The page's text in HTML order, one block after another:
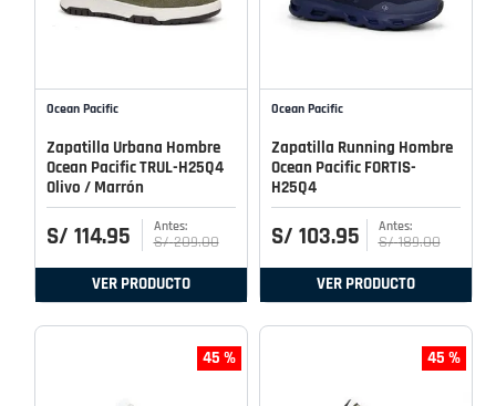
Ocean Pacific
Zapatilla Urbana Hombre
Ocean Pacific TRUL-H25Q4
Olivo / Marrón
S/ 114.95 S/ 209.00
VER PRODUCTO
Ocean Pacific
Zapatilla Running Hombre
Ocean Pacific FORTIS-
H25Q4
S/ 103.95 S/ 189.00
VER PRODUCTO
45 % 45 %